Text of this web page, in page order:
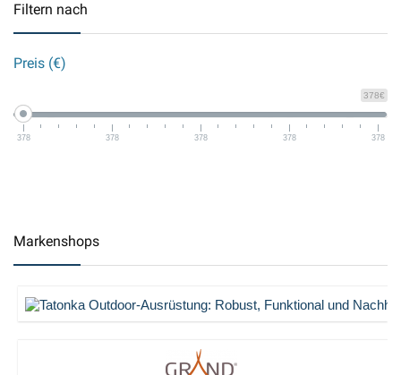
Filtern nach
Preis (€)
378€
378 378 378 378 378
Markenshops